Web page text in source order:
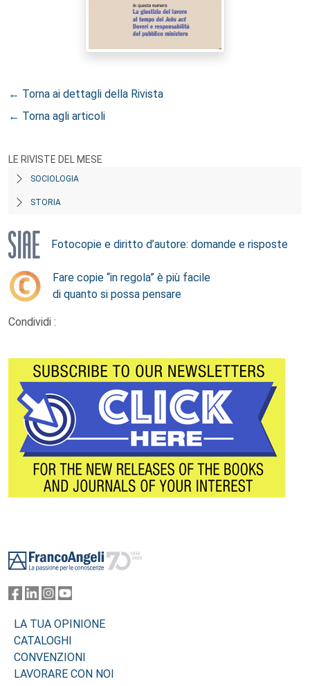
← Torna ai dettagli della Rivista
← Torna agli articoli
LE RIVISTE DEL MESE
SOCIOLOGIA
STORIA
Fotocopie e diritto d’autore: domande e risposte
Fare copie “in regola” è più facile
di quanto si possa pensare
Condividi :
LA TUA OPINIONE
CATALOGHI
CONVENZIONI
LAVORARE CON NOI